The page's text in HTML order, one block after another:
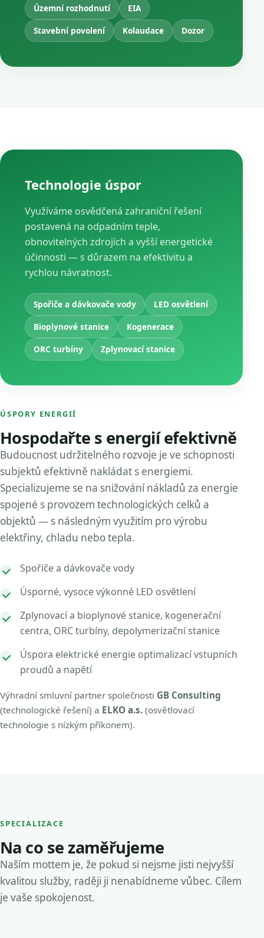
Územní rozhodnutí
EIA
Stavební povolení
Kolaudace Dozor
Technologie úspor
Využíváme osvědčená zahraniční řešení
postavená na odpadním teple,
obnovitelných zdrojích a vyšší energetické
účinnosti — s důrazem na efektivitu a
rychlou návratnost.
Spořiče a dávkovače vody
LED osvětlení
Bioplynové stanice
Kogenerace
ORC turbíny
Zplynovací stanice
ÚSPORY ENERGIÍ
Hospodařte s energií efektivně
Budoucnost udržitelného rozvoje je ve schopnosti
subjektů efektivně nakládat s energiemi.
Specializujeme se na snižování nákladů za energie
spojené s provozem technologických celků a
objektů — s následným využitím pro výrobu
elektřiny, chladu nebo tepla.
Spořiče a dávkovače vody
Úsporné, vysoce výkonné LED osvětlení
Zplynovací a bioplynové stanice, kogenerační
centra, ORC turbíny, depolymerizační stanice
Úspora elektrické energie optimalizací vstupních
proudů a napětí
Výhradní smluvní partner společnosti GB Consulting
(technologické řešení) a ELKO a.s. (osvětlovací
technologie s nízkým příkonem).
SPECIALIZACE
Na co se zaměřujeme
Naším mottem je, že pokud si nejsme jisti nejvyšší
kvalitou služby, raději ji nenabídneme vůbec. Cílem
je vaše spokojenost.